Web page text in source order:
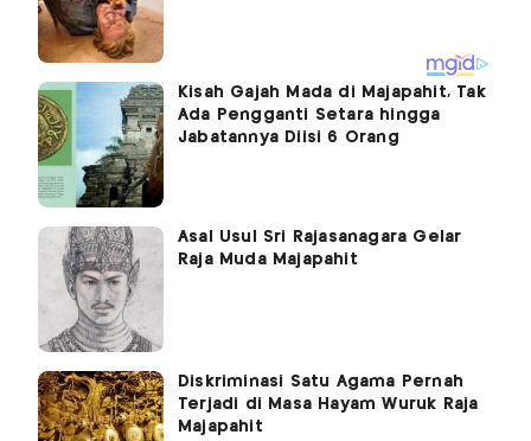
Kisah Gajah Mada di Majapahit, Tak
Ada Pengganti Setara hingga
Jabatannya Diisi 6 Orang
Asal Usul Sri Rajasanagara Gelar
Raja Muda Majapahit
Diskriminasi Satu Agama Pernah
Terjadi di Masa Hayam Wuruk Raja
Majapahit